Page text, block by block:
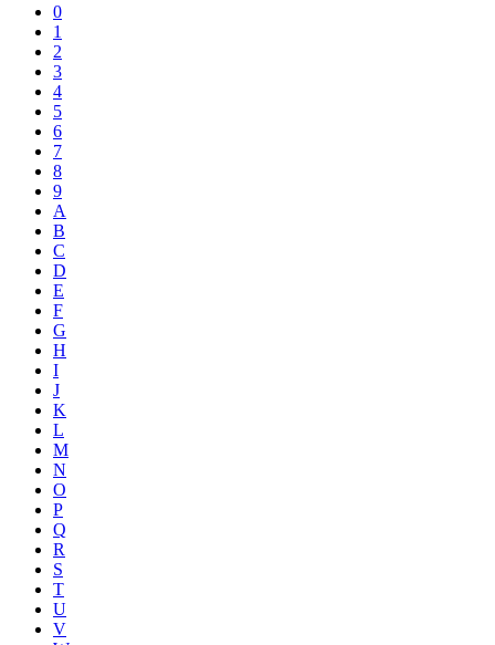
0
1
2
3
4
5
6
7
8
9
A
B
C
D
E
F
G
H
I
J
K
L
M
N
O
P
Q
R
S
T
U
V